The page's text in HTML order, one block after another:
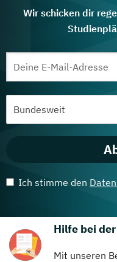
Wir schicken dir
Ich stimme den
Hilfe bei
Mit unseren